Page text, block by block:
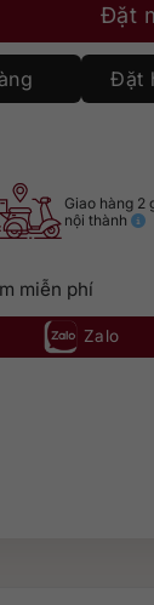
Đặt
Đặt
Giao hàng 2
nội thành
miễn phí
Zalo